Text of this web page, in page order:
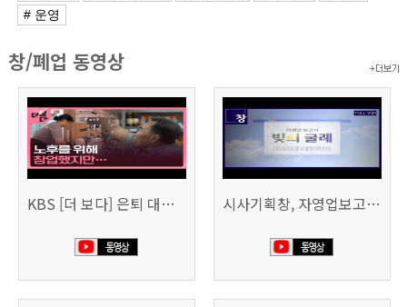
# 운영
창/폐업 동영상
KBS [더 보다] 은퇴 대신 폐업 시사기획창, 자영업보고서 빚의 굴레 507회 (KBS 25.6.10)